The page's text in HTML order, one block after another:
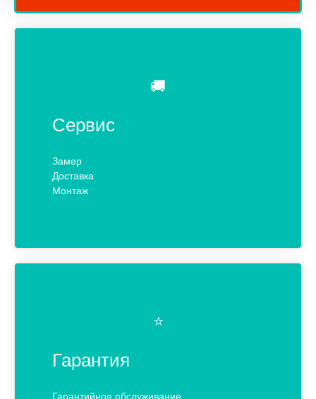
🚚
Сервис
Замер
Доставка
Монтаж
⭐️
Гарантия
Гарантийное обслуживание